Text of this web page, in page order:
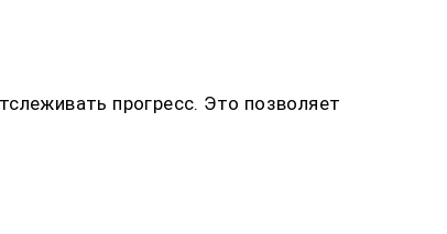
прогресс. Это позволяет